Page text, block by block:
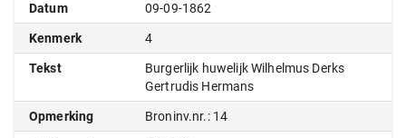
Datum 09-09-1862
Kenmerk 4
Tekst
Burgerlijk huwelijk Wilhelmus Derks
Gertrudis Hermans
Opmerking Broninv.nr.: 14